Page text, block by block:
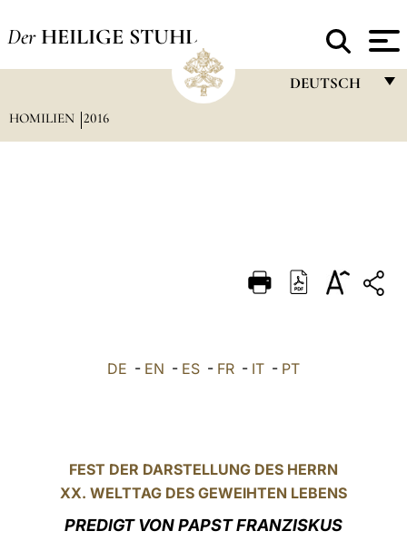
Der HEILIGE STUHL
DEUTSCH
DEUTSCH
العربيّة
HOMILIEN 2016
DE - EN - ES - FR - IT - PT
FEST DER DARSTELLUNG DES HERRN
XX. WELTTAG DES GEWEIHTEN LEBENS
PREDIGT VON PAPST FRANZISKUS